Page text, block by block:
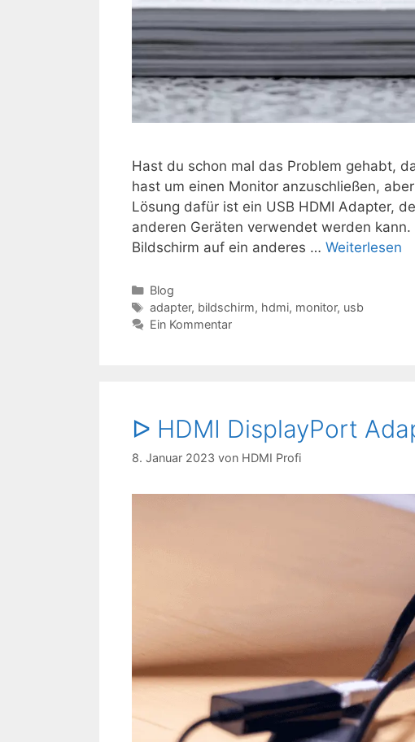
Hast du schon mal das Problem gehabt,
hast um einen Monitor anzuschließen,
Lösung dafür ist ein USB HDMI Adapter,
anderen Geräten verwendet werden
Bildschirm auf ein anderes … Weiterlesen
Kategorien
Blog
Schlagwörter
adapter, bildschirm, hdmi, monitor, usb
Ein Kommentar
ᐅ HDMI DisplayPort
8. Januar 2023 von HDMI Profi